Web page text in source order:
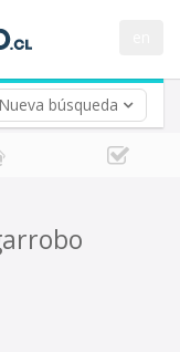
Nueva búsqueda